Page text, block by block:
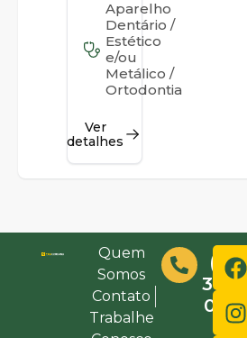
Aparelho
Dentário /
Estético
e/ou
Metálico /
Ortodontia
Ver
detalhes
Quem
Somos
Contato
Trabalhe
(48)
3632-
0000